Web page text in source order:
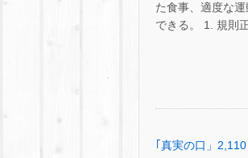
た食事、適度な
できる。 1. 規則
｢真実の口」